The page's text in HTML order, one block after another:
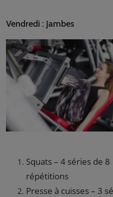
Vendredi : Jambes
Squats – 4 séries de 8
répétitions
Presse à cuisses – 3